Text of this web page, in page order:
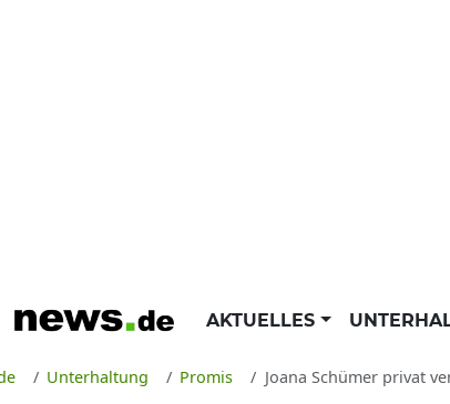
AKTUELLES
Unterhaltung Promis Joana Schümer privat